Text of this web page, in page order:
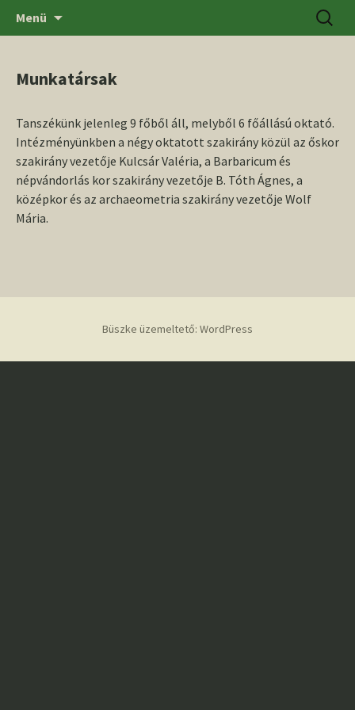
SZTE BTK Régészeti Tanszék
Menü
Munkatársak
Tanszékünk jelenleg 9 főből áll, melyből 6 főállású oktató.
Intézményünkben a négy oktatott szakirány közül az őskor
szakirány vezetője Kulcsár Valéria, a Barbaricum és
népvándorlás kor szakirány vezetője B. Tóth Ágnes, a
középkor és az archaeometria szakirány vezetője Wolf
Mária.
Büszke üzemeltető: WordPress